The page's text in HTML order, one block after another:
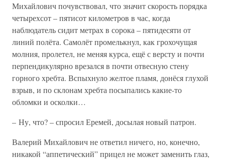
Михайлович почувствовал, что значит скорость порядка
четырехсот – пятисот километров в час, когда
наблюдатель сидит метрах в сорока – пятидесяти от
линий полёта. Самолёт промелькнул, как грохочущая
молния, пролетел, не меняя курса, ещё с версту и почти
перпендикулярно врезался в почти отвесную стену
горного хребта. Вспыхнуло желтое пламя, донёся глухой
взрыв, и по склонам хребта посыпались какие-то
обломки и осколки…
– Ну, что? – спросил Еремей, досылая новый патрон.
Валерий Михайлович не ответил ничего, но, конечно,
никакой “аппетический” прицел не может заменить глаз,